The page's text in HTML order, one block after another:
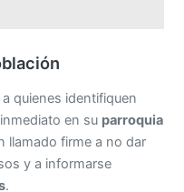
quienes identifiquen
en su parroquia
llamado firme a no dar
y a informarse
.